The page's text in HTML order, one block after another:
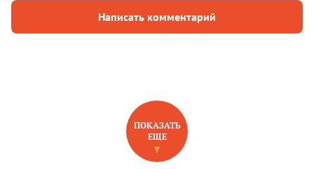
Написать комментарий
НОВОЕ НА САЙТЕ
ПОКАЗАТЬ
ЕЩЕ